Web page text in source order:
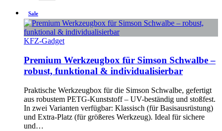
Sale
KFZ-Gadget
Premium Werkzeugbox für Simson Schwalbe –
robust, funktional & individualisierbar
Praktische Werkzeugbox für die Simson Schwalbe, gefertigt
aus robustem PETG-Kunststoff – UV-beständig und stoßfest.
In zwei Varianten verfügbar: Klassisch (für Basisausrüstung)
und Extra-Platz (für größeres Werkzeug). Ideal für sichere
und…